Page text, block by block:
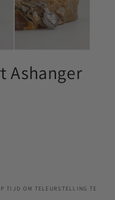
Ashanger
TIJD OM TELEURSTELLING TE